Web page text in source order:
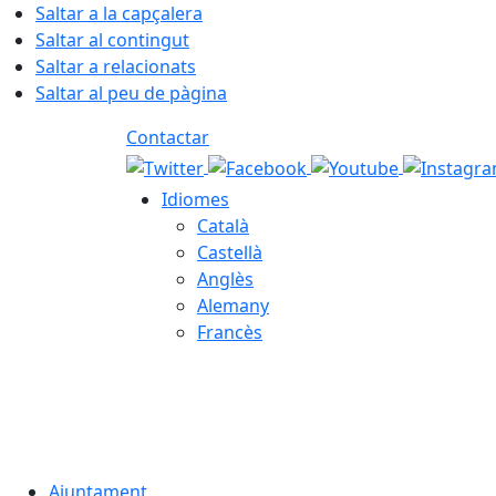
Saltar a la capçalera
Saltar al contingut
Saltar a relacionats
Saltar al peu de pàgina
Contactar
Idiomes
Català
Castellà
Anglès
Alemany
Francès